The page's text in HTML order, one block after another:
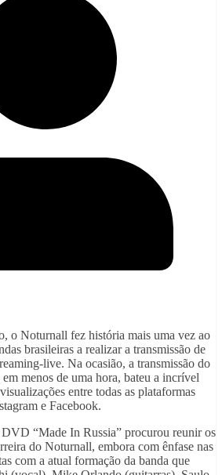
o Noturnall fez história mais uma vez ao
brasileiras a realizar a transmissão de
live. Na ocasião, a transmissão do
menos de uma hora, bateu a incrível
entre todas as plataformas
e Facebook.
“Made In Russia” procurou reunir os
do Noturnall, embora com ênfase nas
com a atual formação da banda que